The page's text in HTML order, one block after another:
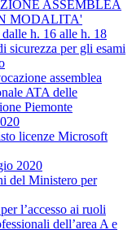
ASSEMBLEA
MODALITA'
h. 16 alle h. 18
sicurezza per gli esami
assemblea
ATA delle
Piemonte
licenze Microsoft
2020
del Ministero per
l’accesso ai ruoli
dell’area A e